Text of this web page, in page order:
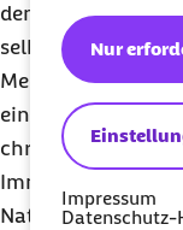
Nur
Impressum
Datenschutz-
den Alltag zu
selbstverständlich
Medizin sein
eine nützliche
chronischen
Immunsystems.
Naturprodukt